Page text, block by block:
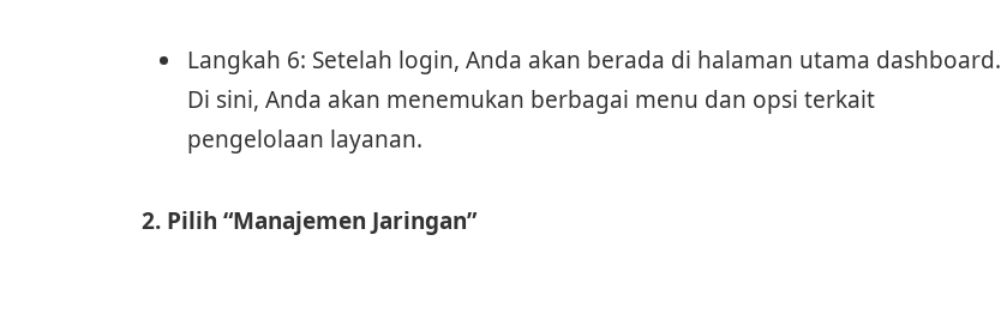
Langkah 6: Setelah login, Anda akan berada di halaman utama dashboard.
Di sini, Anda akan menemukan berbagai menu dan opsi terkait
pengelolaan layanan.
2. Pilih “Manajemen Jaringan”